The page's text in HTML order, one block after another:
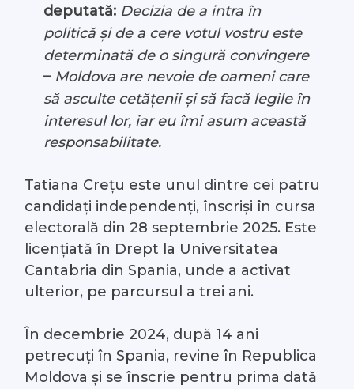
deputată: Decizia de a intra în
politică și de a cere votul vostru este
determinată de o singură convingere
– Moldova are nevoie de oameni care
să asculte cetățenii și să facă legile în
interesul lor, iar eu îmi asum această
responsabilitate.
Tatiana Crețu este unul dintre cei patru
candidați independenți, înscriși în cursa
electorală din 28 septembrie 2025. Este
licențiată în Drept la Universitatea
Cantabria din Spania, unde a activat
ulterior, pe parcursul a trei ani.
În decembrie 2024, după 14 ani
petrecuți în Spania, revine în Republica
Moldova și se înscrie pentru prima dată